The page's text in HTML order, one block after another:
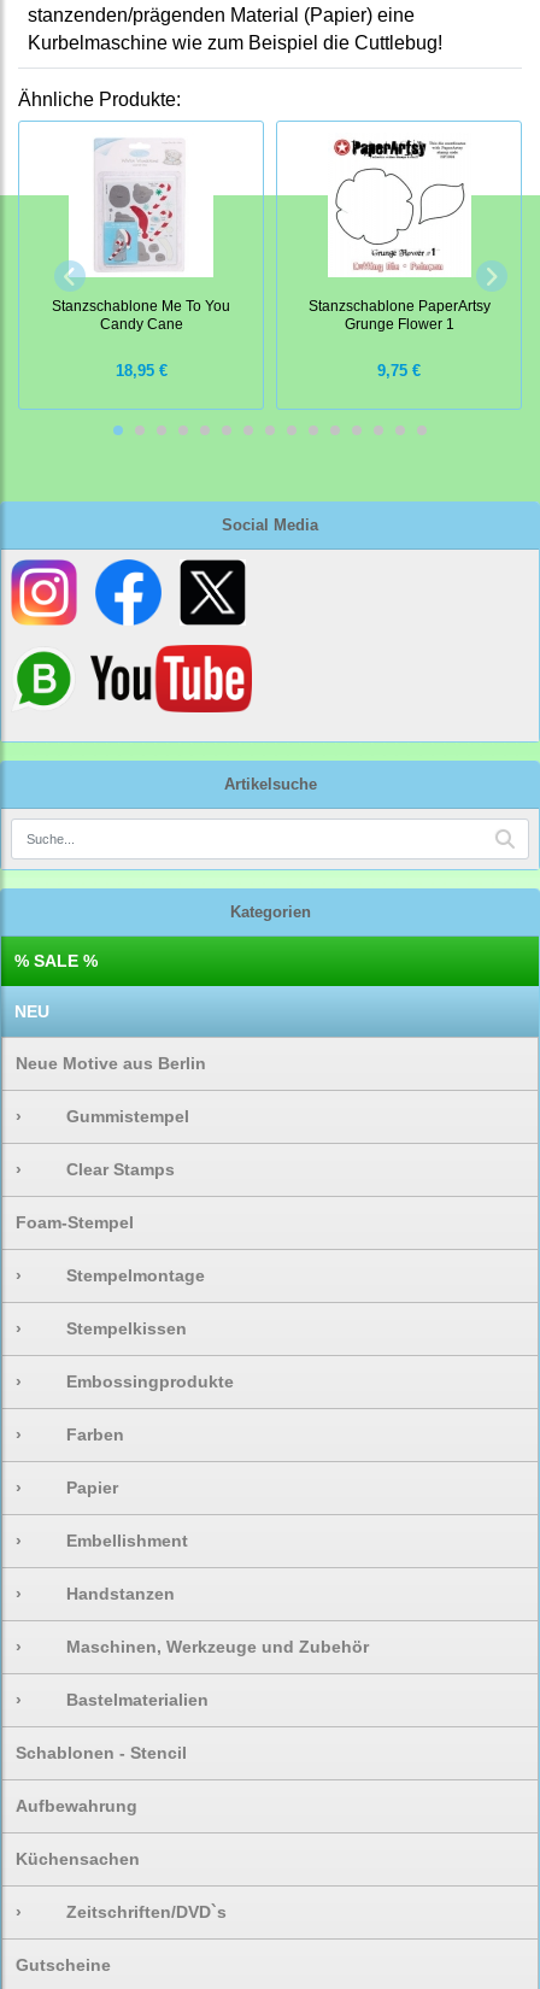
Social Media
Artikelsuche
Kategorien
% SALE %
NEU
Neue Motive aus Berlin
› Gummistempel
› Clear Stamps
Foam-Stempel
› Stempelmontage
› Stempelkissen
› Embossingprodukte
› Farben
› Papier
› Embellishment
› Handstanzen
› Maschinen, Werkzeuge und Zubehör
› Bastelmaterialien
Schablonen - Stencil
Aufbewahrung
Küchensachen
› Zeitschriften/DVD`s
Gutscheine
stanzenden/prägenden Material (Papier) eine
Kurbelmaschine wie zum Beispiel die Cuttlebug!
Ähnliche Produkte:
Stanzschablone Me To You
Candy Cane
18,95 €
Stanzschablone PaperArtsy
Grunge Flower 1
9,75 €